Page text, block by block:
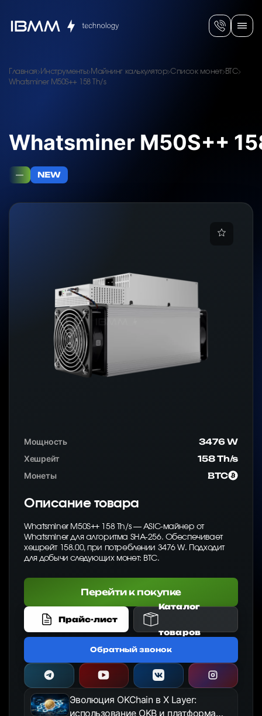
Главная Инструменты Майнинг калькулятор Список монет BTC
Whatsminer M50S++ 158 Th/s
Whatsminer M50S++
— NEW
Мощность
3476 W
Хешрейт
158 Th/s
Монеты
BTC
Описание товара
Whatsminer M50S++ 158 Th/s — ASIC-майнер от
Whatsminer для алгоритма SHA-256. Обеспечивает
хешрейт 158.00, при потреблении 3476 W. Подходит
для добычи следующих монет: BTC.
Перейти к покупке
Прайс-лист
Каталог
товаров
Обратный звонок
Эволюция OKChain в X Layer:
использование OKB и платформа